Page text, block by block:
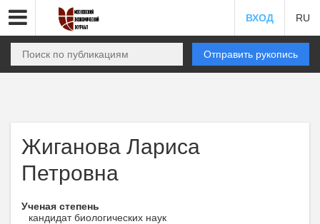
ВХОД RU
Отправить рукопись
Жиганова Лариса
Петровна
Ученая степень
кандидат биологических наук